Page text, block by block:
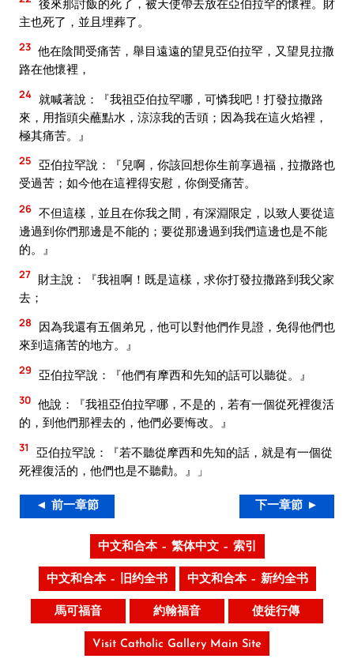
主也死了，並且埋葬了。
23 他在陰間受痛苦，舉目遠遠的望見亞伯拉罕，又望見拉撒
路在他懷裡，
24 就喊著說：『我祖亞伯拉罕哪，可憐我吧！打發拉撒路
來，用指頭尖蘸點水，涼涼我的舌頭；因為我在這火焰裡，
極其痛苦。』
25 亞伯拉罕說：『兒啊，你該回想你生前享過福，拉撒路也
受過苦；如今他在這裡得安慰，你倒受痛苦。
26 不但這樣，並且在你我之間，有深淵限定，以致人要從這
邊過到你們那邊是不能的；要從那邊過到我們這邊也是不能
的。』
27 財主說：『我祖啊！既是這樣，求你打發拉撒路到我父家
去；
28
因為我還有五個弟兄，他可以對他們作見證，免得他們也
來到這痛苦的地方。』
29 亞伯拉罕說：『他們有摩西和先知的話可以聽從。』
30 他說：『我祖亞伯拉罕哪，不是的，若有一個從死裡復活
的，到他們那裡去的，他們必要悔改。』
31
亞伯拉罕說：『若不聽從摩西和先知的話，就是有一個從
死裡復活的，他們也是不聽勸。』」
◄ 前一章節 下一章節 ►
中文和合本 – 繁体中文 – 索引
中文和合本 – 旧约全书 中文和合本 – 新约全书
馬可福音 約翰福音 使徒行傳
Visit Catholic Gallery Main Site